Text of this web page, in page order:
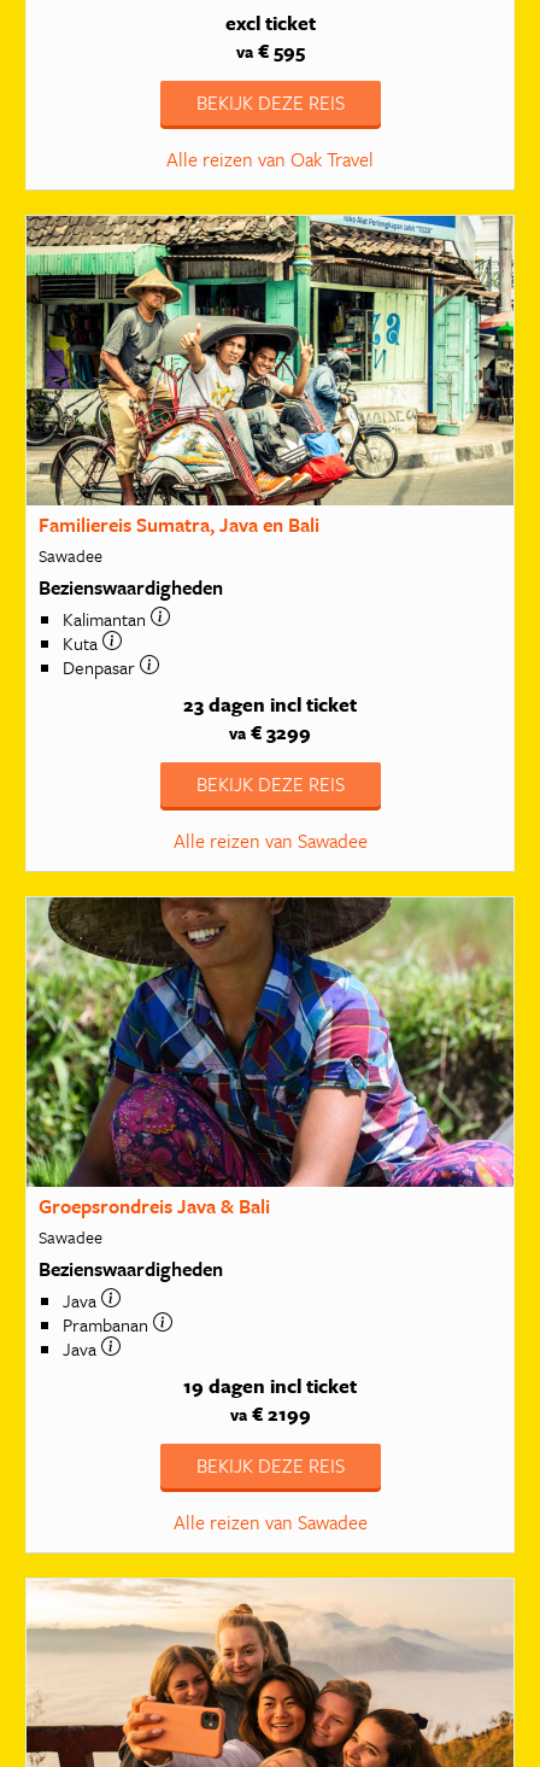
excl ticket
va€ 595
BEKIJK DEZE REIS
Alle reizen van Oak Travel
Familiereis Sumatra, Java en Bali
Sawadee
Bezienswaardigheden
Kalimantan
Kuta
Denpasar
23 dagen incl ticket
va € 3299
BEKIJK DEZE REIS
Alle reizen van Sawadee
Groepsrondreis Java & Bali
Sawadee
Bezienswaardigheden
Java
Prambanan
Java
19 dagen incl ticket
va€ 2199
BEKIJK DEZE REIS
Alle reizen van Sawadee